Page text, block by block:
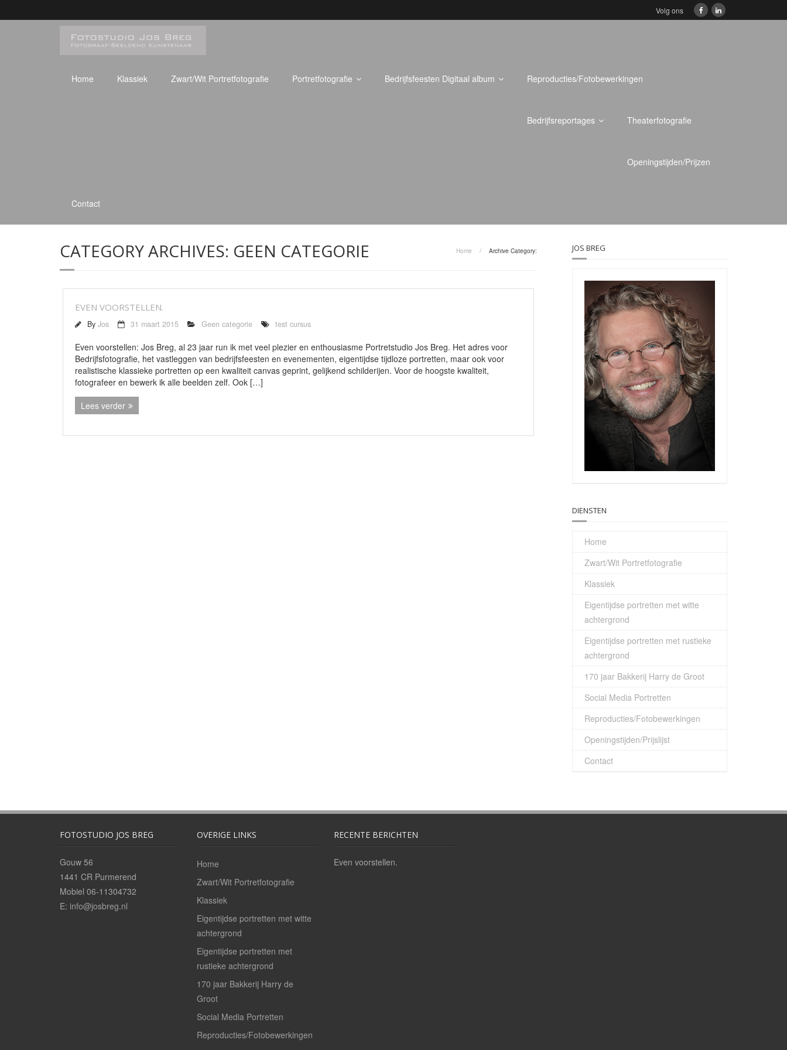
Volg ons
Home Klassiek Zwart/Wit Portretfotografie Portretfotografie Bedrijfsfeesten Digitaal album Reproducties/Fotobewerkingen
Bedrijfsreportages Theaterfotografie
Openingstijden/Prijzen
Contact
CATEGORY ARCHIVES: GEEN CATEGORIE Home / Archive Category:
EVEN VOORSTELLEN.
By Jos 31 maart 2015 Geen categorie test cursus
Even voorstellen: Jos Breg, al 23 jaar run ik met veel plezier en enthousiasme Portretstudio Jos Breg. Het adres voor
Bedrijfsfotografie, het vastleggen van bedrijfsfeesten en evenementen, eigentijdse tijdloze portretten, maar ook voor
realistische klassieke portretten op een kwaliteit canvas geprint, gelijkend schilderijen. Voor de hoogste kwaliteit,
fotografeer en bewerk ik alle beelden zelf. Ook […]
Lees verder
JOS BREG
DIENSTEN
Home
Zwart/Wit Portretfotografie
Klassiek
Eigentijdse portretten met witte
achtergrond
Eigentijdse portretten met rustieke
achtergrond
170 jaar Bakkerij Harry de Groot
Social Media Portretten
Reproducties/Fotobewerkingen
Openingstijden/Prijslijst
Contact
FOTOSTUDIO JOS BREG
Gouw 56
1441 CR Purmerend
Mobiel 06-11304732
E: info@josbreg.nl
OVERIGE LINKS
Home
Zwart/Wit Portretfotografie
Klassiek
Eigentijdse portretten met witte
achtergrond
Eigentijdse portretten met
rustieke achtergrond
170 jaar Bakkerij Harry de
Groot
Social Media Portretten
Reproducties/Fotobewerkingen
RECENTE BERICHTEN
Even voorstellen.